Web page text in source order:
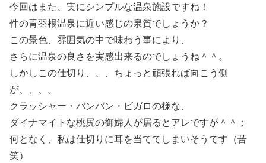
今回はまた、実にシンプルな温泉施設ですね！
件の青羽根温泉に近い感じの泉質でしょうか？
この景色、雰囲気の中で味わう事により、
さらに温泉の良さを実感出来るのでしょうね＾＾。
しかしこの仕切り、、、ちょっと頑張れば向こう側
が、、、。
クラッシャー・バンバン・ビガロの様な、
ダイナマイトな桃尻の御婦人が居るとアレですが＾＾；
何となく、私は仕切りに耳を当ててしまいそうです（苦
笑）